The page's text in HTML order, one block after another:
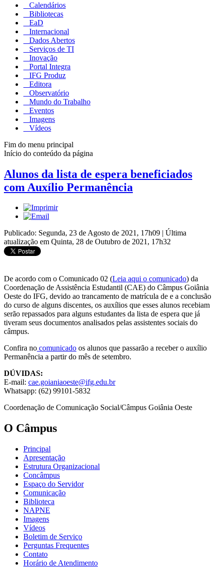
Calendários
Bibliotecas
EaD
Internacional
Dados Abertos
Serviços de TI
Inovação
Portal Integra
IFG Produz
Editora
Observatório
Mundo do Trabalho
Eventos
Imagens
Vídeos
Fim do menu principal
Início do conteúdo da página
Alunos da lista de espera beneficiados
com Auxílio Permanência
Publicado: Segunda, 23 de Agosto de 2021, 17h09 | Última
atualização em Quinta, 28 de Outubro de 2021, 17h32
De acordo com o Comunicado 02 (Leia aqui o comunicado) da
Coordenação de Assistência Estudantil (CAE) do Câmpus Goiânia
Oeste do IFG, devido ao trancamento de matrícula de e a conclusão
do curso de alguns discentes, os auxílios que esses alunos recebiam
serão repassados para alguns estudantes da lista de espera que já
tiveram seus documentos analisados pelas assistentes sociais do
câmpus.
Confira no comunicado os alunos que passarão a receber o auxílio
Permanência a partir do mês de setembro.
DÚVIDAS:
E-mail: cae.goianiaoeste@ifg.edu.br
Whatsapp: (62) 99101-5832
Coordenação de Comunicação Social/Câmpus Goiânia Oeste
O Câmpus
Principal
Apresentação
Estrutura Organizacional
Concâmpus
Espaço do Servidor
Comunicação
Biblioteca
NAPNE
Imagens
Vídeos
Boletim de Serviço
Perguntas Frequentes
Contato
Horário de Atendimento